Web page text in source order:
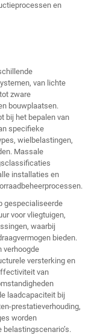
en
van lichte
zware
bouwplaatsen.
bij het bepalen van
specifieke
wielbelastingen,
Massale
installaties en
gespecialiseerde
voor vliegtuigen,
waarbij
bieden.
verhoogde
versterking en
van
laadcapaciteit bij
prestatieverhouding,
worden